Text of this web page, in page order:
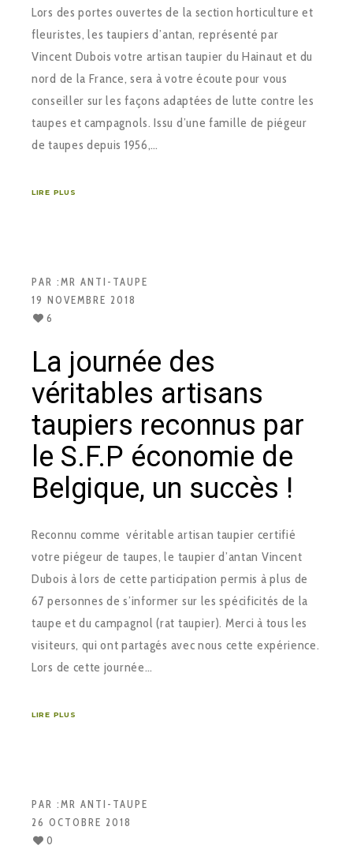
Lors des portes ouvertes de la section horticulture et
fleuristes, les taupiers d’antan, représenté par
Vincent Dubois votre artisan taupier du Hainaut et du
nord de la France, sera à votre écoute pour vous
conseiller sur les façons adaptées de lutte contre les
taupes et campagnols. Issu d’une famille de piégeur
de taupes depuis 1956,…
LIRE PLUS
PAR :MR ANTI-TAUPE
19 NOVEMBRE 2018
6
La journée des
véritables artisans
taupiers reconnus par
le S.F.P économie de
Belgique, un succès !
Reconnu comme véritable artisan taupier certifié
votre piégeur de taupes, le taupier d’antan Vincent
Dubois à lors de cette participation permis à plus de
67 personnes de s’informer sur les spécificités de la
taupe et du campagnol (rat taupier). Merci à tous les
visiteurs, qui ont partagés avec nous cette expérience.
Lors de cette journée…
LIRE PLUS
PAR :MR ANTI-TAUPE
26 OCTOBRE 2018
0